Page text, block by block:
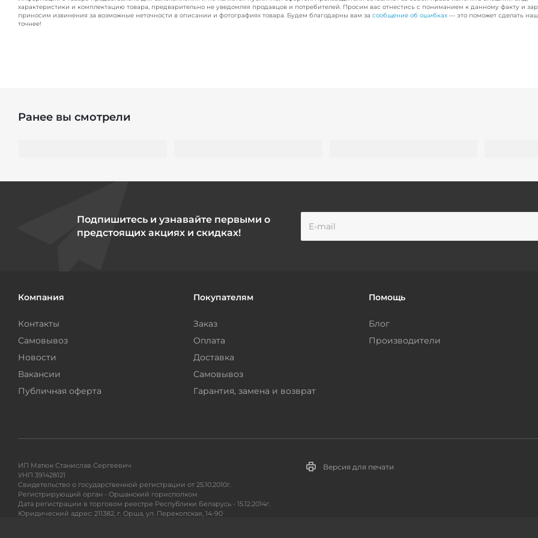
характеристики и комплектацию товара, предварительно не уведомляя продавцов и потребителей. Просим вас отнестись с пониманием к данному факту и
приносим извинения за возможные неточности в описании и фотографиях товара. Будем благодарны вам за сообщение об ошибках — это поможет сделать
точнее!
Ранее вы смотрели
Подпишитесь и узнавайте первыми о
предстоящих акциях и скидках!
Компания
Контакты
Самовывоз
Новости
Вакансии
Публичная оферта
Покупателям
Заказ
Оплата
Доставка
Самовывоз
Гарантия, замена и возврат
Помощь
Блог
Производители
ИП Матюк Станислав Сергеевич
УНП 391428121
Свидетельство о государственной регистрации от 25.10.2010г.
Регистрирующий орган - Оршанский горисполком
Дата регистрации в торговом реестре Республики Беларусь - 15.12.2014г.
Юридический адрес: 211382, г. Орша, ул. Перекопская, 14-90
Версия для печати